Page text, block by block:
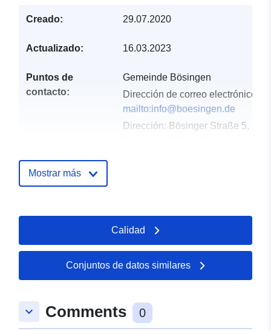
Creado: 29.07.2020
Actualizado: 16.03.2023
Puntos de
contacto:
Gemeinde Bösingen
Dirección de correo electrónico:
mailto:info@boesingen.de
Dirección: Bösinger Straße 5,
Registro del
Actualizado en data.europa.eu:
25 July 2026
Espacial: Coordenadas: [ [ 8.5712151,
48.2266763 ], [ 8.5742336,
48.2247667 ], [ 8.5712151,
48.2247667 ], [ 8.5712151,
Mostrar más
Calidad
Conjuntos de datos similares
keyboard_arrow_down Comments 0